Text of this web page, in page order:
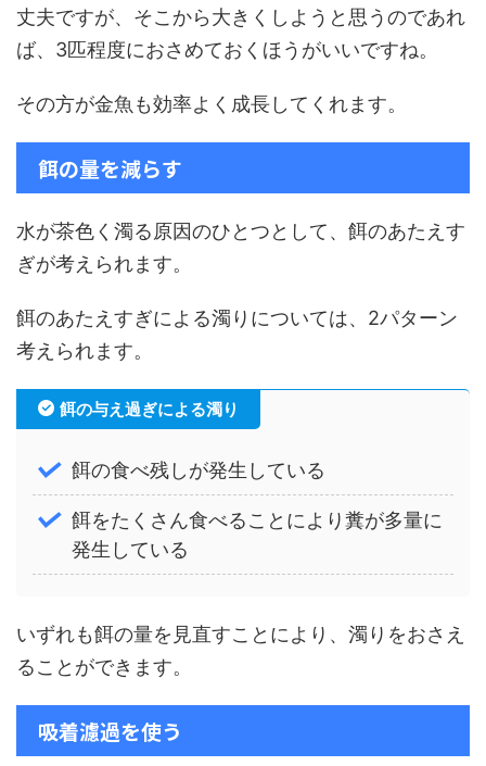
丈夫ですが、そこから大きくしようと思うのであれ
ば、3匹程度におさめておくほうがいいですね。
その方が金魚も効率よく成長してくれます。
餌の量を減らす
水が茶色く濁る原因のひとつとして、餌のあたえす
ぎが考えられます。
餌のあたえすぎによる濁りについては、2パターン
考えられます。
餌の与え過ぎによる濁り
餌の食べ残しが発生している
餌をたくさん食べることにより糞が多量に
発生している
いずれも餌の量を見直すことにより、濁りをおさえ
ることができます。
吸着濾過を使う